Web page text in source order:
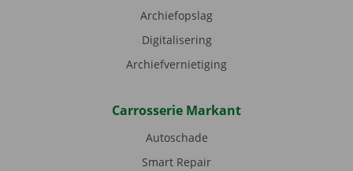
Archiefopslag
Digitalisering
Archiefvernietiging
Carrosserie Markant
Autoschade
Smart Repair